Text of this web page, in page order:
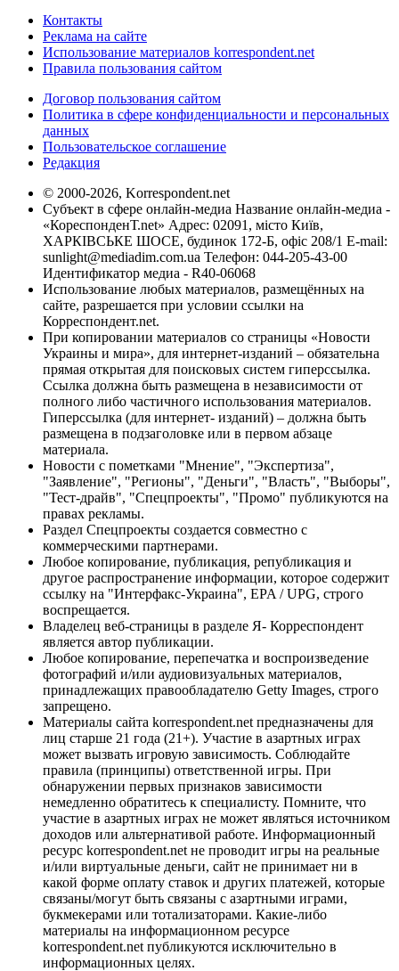
Контакты
Реклама на сайте
Использование материалов korrespondent.net
Правила пользования сайтом
Договор пользования сайтом
Политика в сфере конфиденциальности и персональных
данных
Пользовательское соглашение
Редакция
© 2000-2026, Korrespondent.net
Субъект в сфере онлайн-медиа Название онлайн-медиа -
«КореспонденТ.net» Адрес: 02091, місто Київ,
ХАРКІВСЬКЕ ШОСЕ, будинок 172-Б, офіс 208/1 E-mail:
sunlight@mediadim.com.ua Телефон: 044-205-43-00
Идентификатор медиа - R40-06068
Использование любых материалов, размещённых на
сайте, разрешается при условии ссылки на
Корреспондент.net.
При копировании материалов со страницы «Новости
Украины и мира», для интернет-изданий – обязательна
прямая открытая для поисковых систем гиперссылка.
Ссылка должна быть размещена в независимости от
полного либо частичного использования материалов.
Гиперссылка (для интернет- изданий) – должна быть
размещена в подзаголовке или в первом абзаце
материала.
Новости с пометками "Мнение", "Экспертиза",
"Заявление", "Регионы", "Деньги", "Власть", "Выборы",
"Тест-драйв", "Спецпроекты", "Промо" публикуются на
правах рекламы.
Раздел Спецпроекты создается совместно с
коммерческими партнерами.
Любое копирование, публикация, републикация и
другое распространение информации, которое содержит
ссылку на "Интерфакс-Украина", EPA / UPG, строго
воспрещается.
Владелец веб-страницы в разделе Я- Корреспондент
является автор публикации.
Любое копирование, перепечатка и воспроизведение
фотографий и/или аудиовизуальных материалов,
принадлежащих правообладателю Getty Images, строго
запрещено.
Материалы сайта korrespondent.net предназначены для
лиц старше 21 года (21+). Участие в азартных играх
может вызвать игровую зависимость. Соблюдайте
правила (принципы) ответственной игры. При
обнаружении первых признаков зависимости
немедленно обратитесь к специалисту. Помните, что
участие в азартных играх не может являться источником
доходов или альтернативой работе. Информационный
ресурс korrespondent.net не проводит игры на реальные
и/или виртуальные деньги, сайт не принимает ни в
какой форме оплату ставок и других платежей, которые
связаны/могут быть связаны с азартными играми,
букмекерами или тотализаторами. Какие-либо
материалы на информационном ресурсе
korrespondent.net публикуются исключительно в
информационных целях.